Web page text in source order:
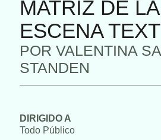
MATRIZ DE LA
ESCENA
POR VALENTINA
STANDEN
DIRIGIDO A
Todo Público